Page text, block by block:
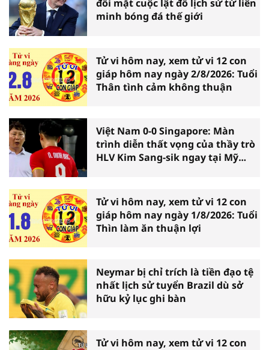
đối mặt cuộc lật đổ lịch sử từ liên
minh bóng đá thế giới
Tử vi hôm nay, xem tử vi 12 con
giáp hôm nay ngày 2/8/2026: Tuổi
Thân tình cảm không thuận
Việt Nam 0-0 Singapore: Màn
trình diễn thất vọng của thầy trò
HLV Kim Sang-sik ngay tại Mỹ
Tử vi hôm nay, xem tử vi 12 con
giáp hôm nay ngày 1/8/2026: Tuổi
Thìn làm ăn thuận lợi
Neymar bị chỉ trích là tiền đạo tệ
nhất lịch sử tuyển Brazil dù sở
hữu kỷ lục ghi bàn
Tử vi hôm nay, xem tử vi 12 con